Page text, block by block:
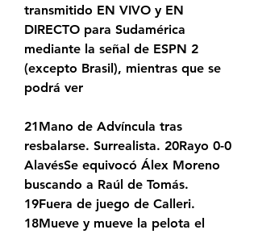
transmitido EN VIVO y EN
DIRECTO para Sudamérica
mediante la señal de ESPN 2
(excepto Brasil), mientras que se
podrá ver
21Mano de Advíncula tras
resbalarse. Surrealista. 20Rayo 0-0
AlavésSe equivocó Álex Moreno
buscando a Raúl de Tomás.
19Fuera de juego de Calleri.
18Mueve y mueve la pelota el